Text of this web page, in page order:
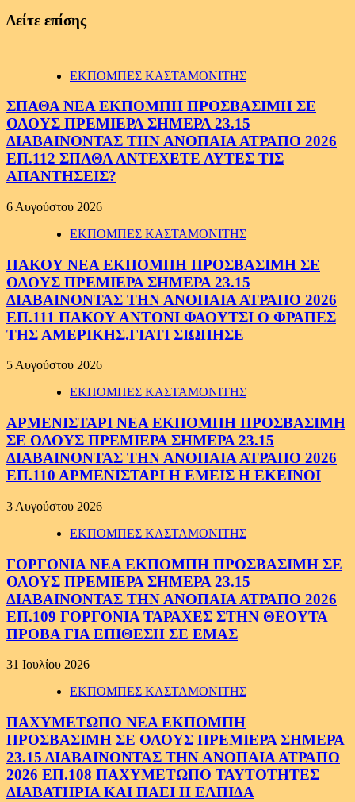
Δείτε επίσης
ΕΚΠΟΜΠΕΣ ΚΑΣΤΑΜΟΝΙΤΗΣ
ΣΠΑΘΑ ΝΕΑ ΕΚΠΟΜΠΗ ΠΡΟΣΒΑΣΙΜΗ ΣΕ
ΟΛΟΥΣ ΠΡΕΜΙΕΡΑ ΣΗΜΕΡΑ 23.15
ΔΙΑΒΑΙΝΟΝΤΑΣ ΤΗΝ ΑΝΟΠΑΙΑ ΑΤΡΑΠΟ 2026
ΕΠ.112 ΣΠΑΘΑ ΑΝΤΕΧΕΤΕ ΑΥΤΕΣ ΤΙΣ
ΑΠΑΝΤΗΣΕΙΣ?
6 Αυγούστου 2026
ΕΚΠΟΜΠΕΣ ΚΑΣΤΑΜΟΝΙΤΗΣ
ΠΑΚΟΥ ΝΕΑ ΕΚΠΟΜΠΗ ΠΡΟΣΒΑΣΙΜΗ ΣΕ
ΟΛΟΥΣ ΠΡΕΜΙΕΡΑ ΣΗΜΕΡΑ 23.15
ΔΙΑΒΑΙΝΟΝΤΑΣ ΤΗΝ ΑΝΟΠΑΙΑ ΑΤΡΑΠΟ 2026
ΕΠ.111 ΠΑΚΟΥ ΑΝΤΟΝΙ ΦΑΟΥΤΣΙ Ο ΦΡΑΠΕΣ
ΤΗΣ ΑΜΕΡΙΚΗΣ.ΓΙΑΤΙ ΣΙΩΠΗΣΕ
5 Αυγούστου 2026
ΕΚΠΟΜΠΕΣ ΚΑΣΤΑΜΟΝΙΤΗΣ
ΑΡΜΕΝΙΣΤΑΡΙ ΝΕΑ ΕΚΠΟΜΠΗ ΠΡΟΣΒΑΣΙΜΗ
ΣΕ ΟΛΟΥΣ ΠΡΕΜΙΕΡΑ ΣΗΜΕΡΑ 23.15
ΔΙΑΒΑΙΝΟΝΤΑΣ ΤΗΝ ΑΝΟΠΑΙΑ ΑΤΡΑΠΟ 2026
ΕΠ.110 ΑΡΜΕΝΙΣΤΑΡΙ Η ΕΜΕΙΣ Η ΕΚΕΙΝΟΙ
3 Αυγούστου 2026
ΕΚΠΟΜΠΕΣ ΚΑΣΤΑΜΟΝΙΤΗΣ
ΓΟΡΓΟΝΙΑ ΝΕΑ ΕΚΠΟΜΠΗ ΠΡΟΣΒΑΣΙΜΗ ΣΕ
ΟΛΟΥΣ ΠΡΕΜΙΕΡΑ ΣΗΜΕΡΑ 23.15
ΔΙΑΒΑΙΝΟΝΤΑΣ ΤΗΝ ΑΝΟΠΑΙΑ ΑΤΡΑΠΟ 2026
ΕΠ.109 ΓΟΡΓΟΝΙΑ ΤΑΡΑΧΕΣ ΣΤΗΝ ΘΕΟΥΤΑ
ΠΡΟΒΑ ΓΙΑ ΕΠΙΘΕΣΗ ΣΕ ΕΜΑΣ
31 Ιουλίου 2026
ΕΚΠΟΜΠΕΣ ΚΑΣΤΑΜΟΝΙΤΗΣ
ΠΑΧΥΜΕΤΩΠΟ ΝΕΑ ΕΚΠΟΜΠΗ
ΠΡΟΣΒΑΣΙΜΗ ΣΕ ΟΛΟΥΣ ΠΡΕΜΙΕΡΑ ΣΗΜΕΡΑ
23.15 ΔΙΑΒΑΙΝΟΝΤΑΣ ΤΗΝ ΑΝΟΠΑΙΑ ΑΤΡΑΠΟ
2026 ΕΠ.108 ΠΑΧΥΜΕΤΩΠΟ ΤΑΥΤΟΤΗΤΕΣ
ΔΙΑΒΑΤΗΡΙΑ ΚΑΙ ΠΑΕΙ Η ΕΛΠΙΔΑ